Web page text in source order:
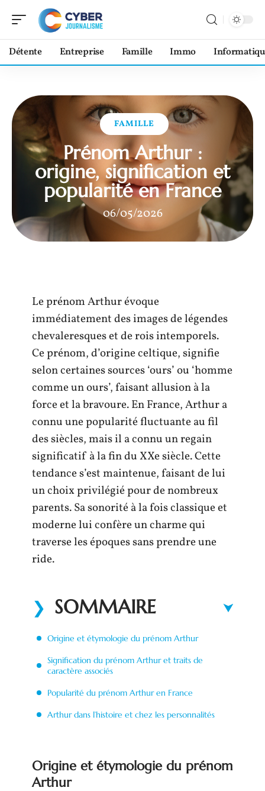
Détente Entreprise Famille Immo
FAMILLE
Prénom Arthur :
origine, signification et
popularité en France
06/05/2026
Le prénom Arthur évoque
immédiatement des images de légendes
chevaleresques et de rois intemporels.
Ce prénom, d’origine celtique, signifie
selon certaines sources ‘ours’ ou ‘homme
comme un ours’, faisant allusion à la
force et la bravoure. En France, Arthur a
connu une popularité fluctuante au fil
des siècles, mais il a connu un regain
significatif à la fin du XXe siècle. Cette
tendance s’est maintenue, faisant de lui
un choix privilégié pour de nombreux
parents. Sa sonorité à la fois classique et
moderne lui confère un charme qui
traverse les époques sans prendre une
ride.
SOMMAIRE
Origine et étymologie du prénom Arthur
Signification du prénom Arthur et traits de
caractère associés
Popularité du prénom Arthur en France
Arthur dans l’histoire et chez les personnalités
Origine et étymologie du prénom
Arthur